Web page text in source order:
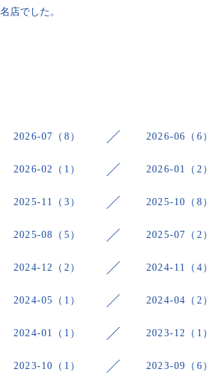
店でした。
2026-07（8） 2026-06（6）
2026-02（1） 2026-01（2）
2025-11（3） 2025-10（8）
2025-08（5） 2025-07（2）
2024-12（2） 2024-11（4）
2024-05（1） 2024-04（2）
2024-01（1） 2023-12（1）
2023-10（1） 2023-09（6）